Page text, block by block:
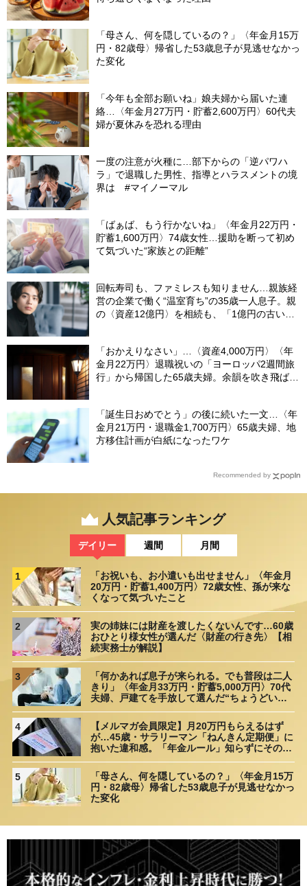
「母さん、何を隠しているの？」〈年金月15万
円・82歳母〉帰省した53歳息子が見逃せなかっ
た変化
「今年も全部お願いね」娘夫婦から届いた連
絡…〈年金月27万円・貯蓄2,600万円〉60代夫
婦が夏休みを恐れる理由
一度の注意が火種に…部下からの「逆パワハ
ラ」で退職した男性、指導とハラスメントの境
界は #マイノーマル
「ばぁば、もう行かないね」〈年金月22万円・
貯蓄1,600万円〉74歳女性…援助を断って初め
て気づいた“家族との距離”
回転寿司も、ファミレスも知りません…親族経
営の企業で働く“温室育ち”の35歳一人息子。親
の〈資産12億円〉を相続も、「1億円の古いビ
「おかえりなさい」…〈資産4,000万円〉〈年
金月22万円〉退職祝いの「ヨーロッパ2週間旅
行」から帰国した65歳夫婦。余韻を吹き飛ばし
「誕生日おめでとう」の後に続いた一文…〈年
金月21万円・退職金1,700万円〉65歳夫婦、地
方移住計画が白紙になったワケ
Recommended by
人気記事ランキング
デイリー 週間 月間
1
「お祝いも、お小遣いも出せません」〈年金月
20万円・貯蓄1,400万円〉72歳女性、孫が来な
くなって気づいたこと
2
実の姉妹には財産を渡したくないんです…60歳
おひとり様女性が選んだ〈財産の行き先〉【相
続実務士が解説】
3
「何かあれば息子が来られる。でも普段は二人
きり」〈年金月33万円・貯蓄5,000万円〉70代
夫婦、戸建てを手放して選んだ“ちょうどいい
4
【メルマガ会員限定】月20万円もらえるはず
が…45歳・サラリーマン「ねんきん定期便」に
抱いた違和感。「年金ルール」知らずにそのま
然「何かの間違いでは？」
5
「母さん、何を隠しているの？」〈年金月15万
円・82歳母〉帰省した53歳息子が見逃せなかっ
た変化